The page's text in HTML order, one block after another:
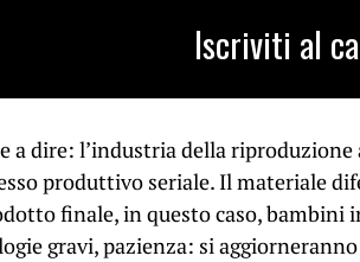
Iscriviti al
a dire: l’industria della
produttivo seriale. Il materiale
finale, in questo caso, bambini
gravi, pazienza: si